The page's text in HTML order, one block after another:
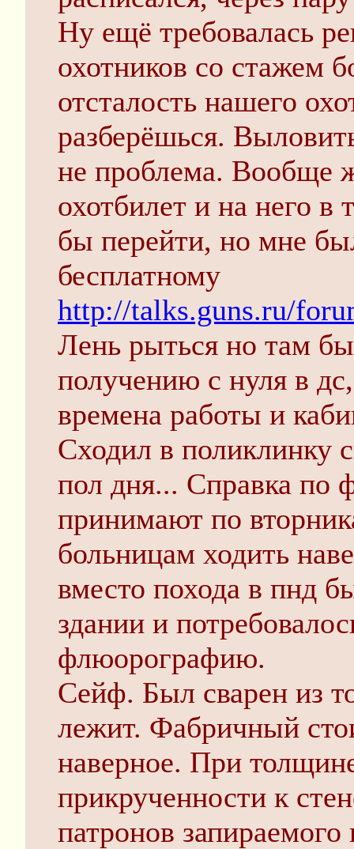
Ну ещё требовалась
охотников со стажем
отсталость нашего
разберёшься.
не проблема. Вообще
охотбилет и на него в
бы перейти, но мне
бесплатному
http://talks.guns.ru/
Лень рыться но там
получению с нуля в
времена работы и
Сходил в поликлинку
пол дня... Справка по
принимают по
больницам ходить
вместо похода в пнд
здании и
флюорографию.
Сейф. Был сварен из
лежит. Фабричный
наверное. При
прикрученности к
патронов